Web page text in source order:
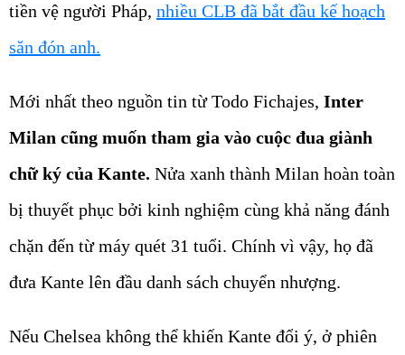
tiền vệ người Pháp, nhiều CLB đã bắt đầu kế hoạch
săn đón anh.
Mới nhất theo nguồn tin từ Todo Fichajes, Inter
Milan cũng muốn tham gia vào cuộc đua giành
chữ ký của Kante. Nửa xanh thành Milan hoàn toàn
bị thuyết phục bởi kinh nghiệm cùng khả năng đánh
chặn đến từ máy quét 31 tuổi. Chính vì vậy, họ đã
đưa Kante lên đầu danh sách chuyển nhượng.
Nếu Chelsea không thể khiến Kante đổi ý, ở phiên